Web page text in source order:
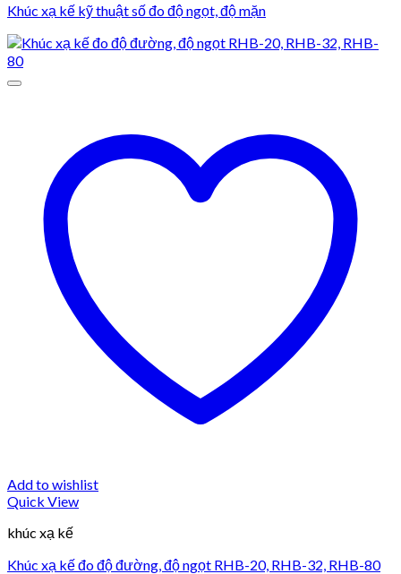
Khúc xạ kế kỹ thuật số đo độ ngọt, độ mặn
Add to wishlist
Quick View
khúc xạ kế
Khúc xạ kế đo độ đường, độ ngọt RHB-20, RHB-32, RHB-80